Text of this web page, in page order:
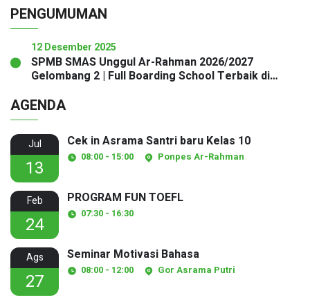
PENGUMUMAN
12 Desember 2025
SPMB SMAS Unggul Ar-Rahman 2026/2027
Gelombang 2 | Full Boarding School Terbaik di
AGENDA
Jul
13
Cek in Asrama Santri baru Kelas 10
08:00 - 15:00 Ponpes Ar-Rahman
Feb
24
PROGRAM FUN TOEFL
07:30 - 16:30
Ags
27
Seminar Motivasi Bahasa
08:00 - 12:00 Gor Asrama Putri